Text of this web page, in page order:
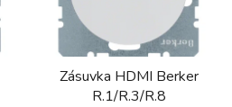
Zásuvka HDMI Berker
R.1/R.3/R.8